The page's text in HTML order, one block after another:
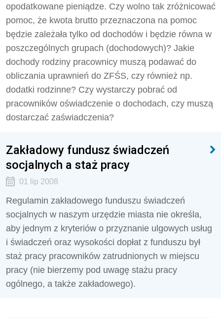
opodatkowane pieniądze. Czy wolno tak zróżnicować
pomoc, że kwota brutto przeznaczona na pomoc
będzie zależała tylko od dochodów i będzie równa w
poszczególnych grupach (dochodowych)? Jakie
dochody rodziny pracownicy muszą podawać do
obliczania uprawnień do ZFŚS, czy również np.
dodatki rodzinne? Czy wystarczy pobrać od
pracowników oświadczenie o dochodach, czy muszą
dostarczać zaświadczenia?
Zakładowy fundusz świadczeń
socjalnych a staż pracy
01 lip 2008
Regulamin zakładowego funduszu świadczeń
socjalnych w naszym urzędzie miasta nie określa,
aby jednym z kryteriów o przyznanie ulgowych usług
i świadczeń oraz wysokości dopłat z funduszu był
staż pracy pracowników zatrudnionych w miejscu
pracy (nie bierzemy pod uwagę stażu pracy
ogólnego, a także zakładowego).